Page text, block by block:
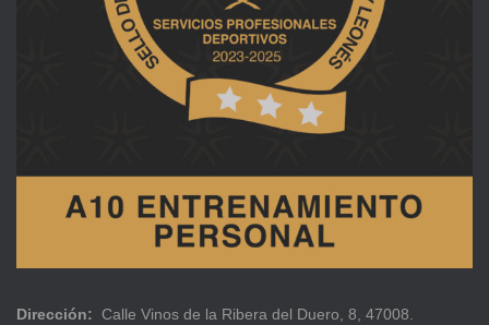
Dirección: Calle Vinos de la Ribera del Duero, 8, 47008.